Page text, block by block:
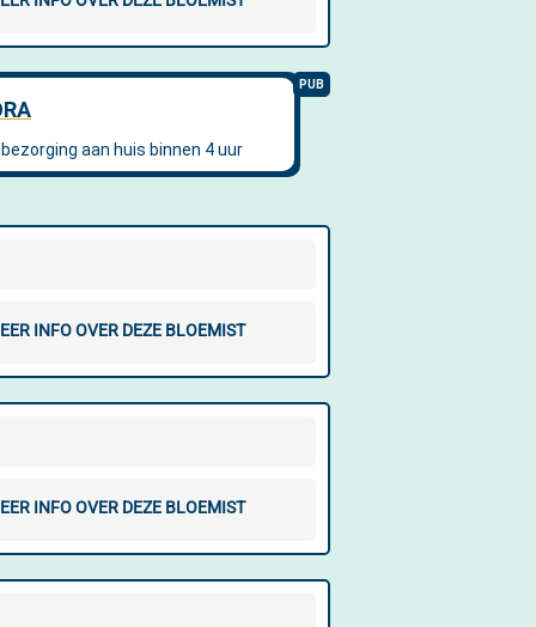
INFO OVER DEZE BLOEMIST
INFO OVER DEZE BLOEMIST